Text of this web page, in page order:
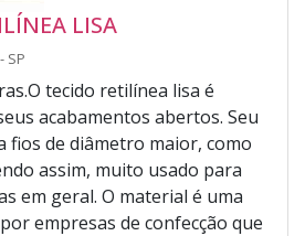
LISA
SP
tecido retilínea lisa é
acabamentos abertos. Seu
fios de diâmetro maior, como
assim, muito usado para
em geral. O material é uma
empresas de confecção que